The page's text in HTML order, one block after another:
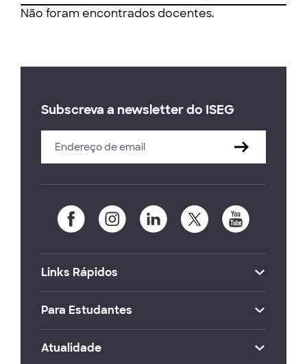
Não foram encontrados docentes.
Subscreva a newsletter do ISEG
Links Rápidos
Para Estudantes
Atualidade